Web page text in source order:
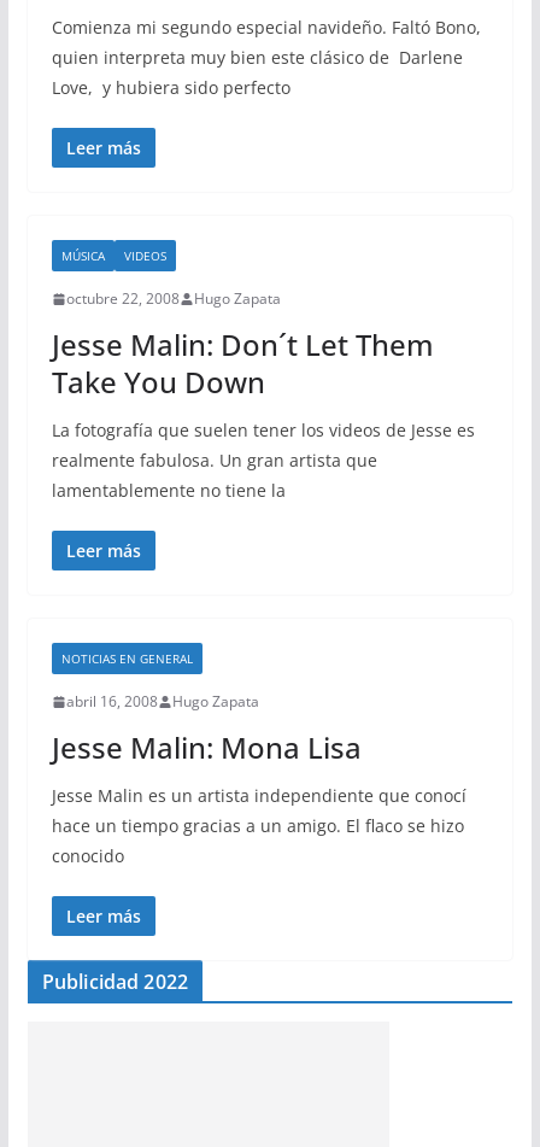
Comienza mi segundo especial navideño. Faltó Bono,
quien interpreta muy bien este clásico de Darlene
Love, y hubiera sido perfecto
Leer más
MÚSICA VIDEOS
octubre 22, 2008 Hugo Zapata
Jesse Malin: Don´t Let Them
Take You Down
La fotografía que suelen tener los videos de Jesse es
realmente fabulosa. Un gran artista que
lamentablemente no tiene la
Leer más
NOTICIAS EN GENERAL
abril 16, 2008 Hugo Zapata
Jesse Malin: Mona Lisa
Jesse Malin es un artista independiente que conocí
hace un tiempo gracias a un amigo. El flaco se hizo
conocido
Leer más
Publicidad 2022